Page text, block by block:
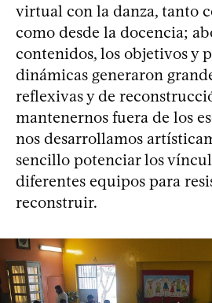
virtual con la danza, tanto
como desde la docencia;
contenidos, los objetivos y
dinámicas generaron
reflexivas y de
mantenernos fuera de los
nos desarrollamos
sencillo potenciar los
diferentes equipos para
reconstruir.